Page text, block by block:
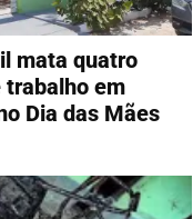
mata quatro
trabalho em
Dia das Mães